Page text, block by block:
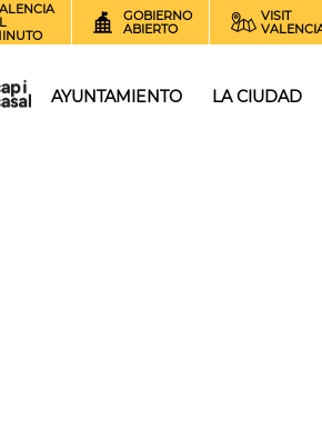
GOBIERNO
ABIERTO
VISIT
AYUNTAMIENTO LA CIUDAD